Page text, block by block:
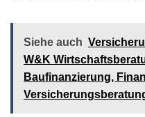
Siehe auch
W&K
Baufinanzierung,